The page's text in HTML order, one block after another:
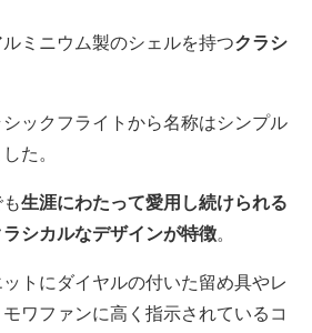
ミニウム製のシェルを持つクラシ
シックフライトから名称はシンプル
た。
生涯にわたって愛用し続けられる
ラシカルなデザインが特徴
トにダイヤルの付いた留め具やレ
ワファンに高く指示されているコ